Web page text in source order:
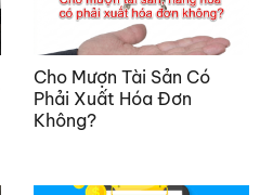
Cho Mượn Tài Sản Có
Phải Xuất Hóa Đơn
Không?